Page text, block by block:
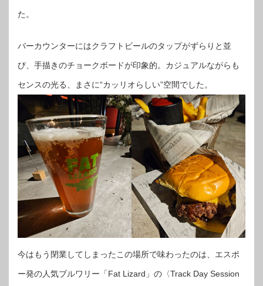
た。
バーカウンターにはクラフトビールのタップがずらりと並
び、手描きのチョークボードが印象的。カジュアルながらも
センスの光る、まさに“カッリオらしい”空間でした。
今はもう閉業してしまったこの場所で味わったのは、エスポ
ー発の人気ブルワリー「Fat Lizard」の〈Track Day Session